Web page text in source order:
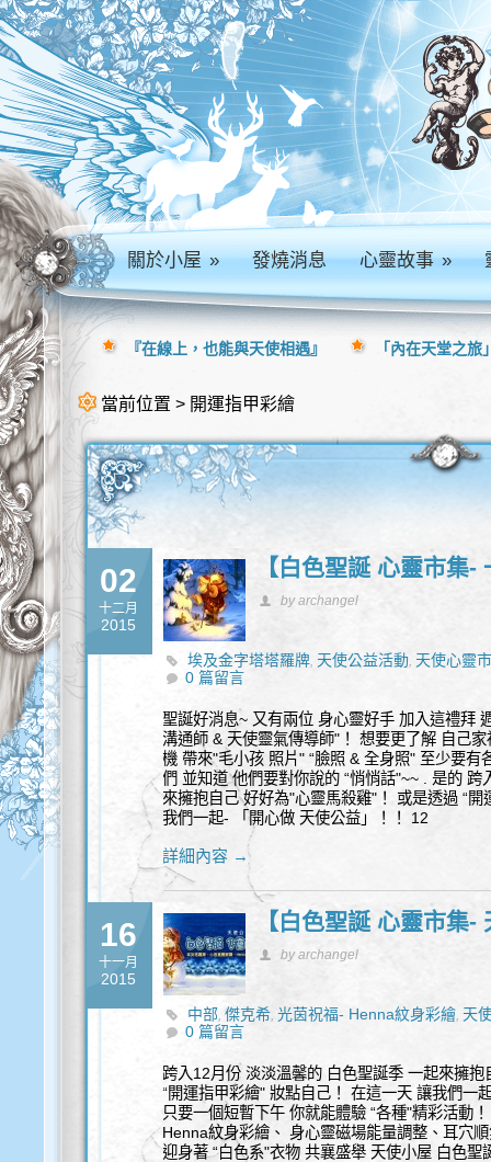
關於小屋» 發燒消息 心靈故事»
當前位置 > 開運指甲彩繪
02
十二月
2015
【白色聖誕 心靈市集
by archangel
埃及金字塔塔羅牌, 天使公益活動, 天使心靈
甲彩繪
0 篇留言
聖誕好消息~ 又有兩位 身心靈好手 加入這禮拜
溝通師 & 天使靈氣傳導師"！ 想要更了解 自己
機 帶來"毛小孩 照片" “臉照 & 全身照" 至少要
們 並知道 他們要對你說的 “悄悄話"~~ . 是的
來擁抱自己 好好為"心靈馬殺雞"！ 或是透過 “
我們一起- 「開心做 天使公益」！！ 12
詳細內容 →
16
十一月
2015
【白色聖誕 心靈市集-
by archangel
中部,傑克希,光茵祝福- Henna紋身彩繪, 天
心- 埃及之光塔羅牌
0 篇留言
跨入12月份 淡淡溫馨的 白色聖誕季 一起來擁
“開運指甲彩繪" 妝點自己！ 在這一天 讓我們一
只要一個短暫下午 你就能體驗 “各種"精彩活動
Henna紋身彩繪、 身心靈磁場能量調整、耳穴
迎身著 “白色系"衣物 共襄盛舉 天使小屋 白色
『在線上，也能與天使相遇』 「內在天堂之